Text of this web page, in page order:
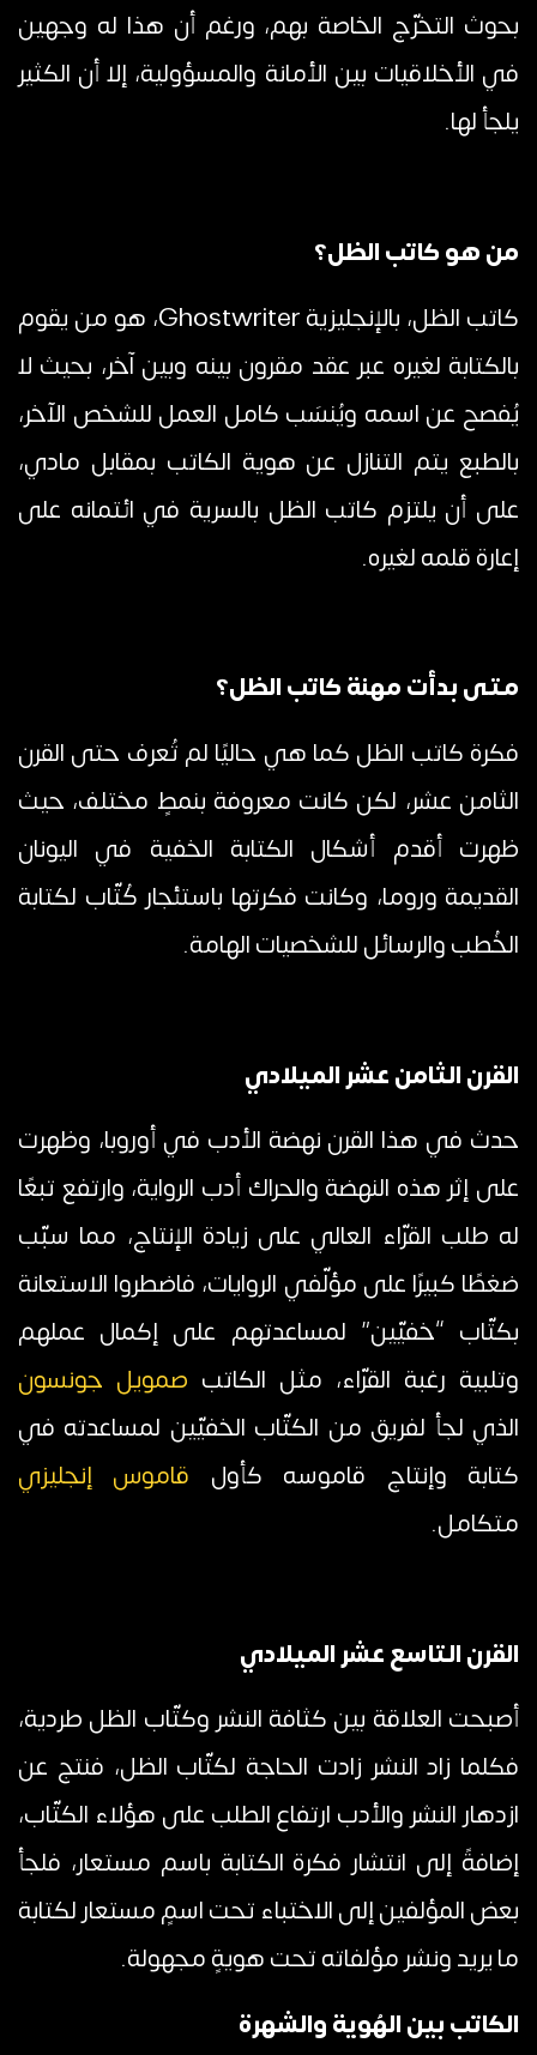
بحوث التخرّج الخاصة بهم، ورغم أن هذا له وجهين
في الأخلاقيات بين الأمانة والمسؤولية، إلا أن الكثير
يلجأ لها.
من هو كاتب الظل؟
كاتب الظل، بالإنجليزية Ghostwriter، هو من يقوم
بالكتابة لغيره عبر عقد مقرون بينه وبين آخر، بحيث لا
يُفصح عن اسمه ويُنسَب كامل العمل للشخص الآخر،
بالطبع يتم التنازل عن هوية الكاتب بمقابل مادي،
على أن يلتزم كاتب الظل بالسرية في ائتمانه على
إعارة قلمه لغيره.
متى بدأت مهنة كاتب الظل؟
فكرة كاتب الظل كما هي حاليًا لم تُعرف حتى القرن
الثامن عشر، لكن كانت معروفة بنمطٍ مختلف، حيث
ظهرت أقدم أشكال الكتابة الخفية في اليونان
القديمة وروما، وكانت فكرتها باستئجار كُتّاب لكتابة
الخُطب والرسائل للشخصيات الهامة.
القرن الثامن عشر الميلادي
حدث في هذا القرن نهضة الأدب في أوروبا، وظهرت
على إثر هذه النهضة والحراك أدب الرواية، وارتفع تبعًا
له طلب القرّاء العالي على زيادة الإنتاج، مما سبّب
ضغطًا كبيرًا على مؤلّفي الروايات، فاضطروا الاستعانة
بكتّاب “خفيّين” لمساعدتهم على إكمال عملهم
وتلبية رغبة القرّاء، مثل الكاتب صمويل جونسون
الذي لجأ لفريق من الكتّاب الخفيّين لمساعدته في
كتابة وإنتاج قاموسه كأول قاموس إنجليزي
متكامل.
القرن التاسع عشر الميلادي
أصبحت العلاقة بين كثافة النشر وكتّاب الظل طردية،
فكلما زاد النشر زادت الحاجة لكتّاب الظل، فنتج عن
ازدهار النشر والأدب ارتفاع الطلب على هؤلاء الكتّاب،
إضافةً إلى انتشار فكرة الكتابة باسم مستعار، فلجأ
بعض المؤلفين إلى الاختباء تحت اسمٍ مستعار لكتابة
ما يريد ونشر مؤلفاته تحت هويةٍ مجهولة.
الكاتب بين الهُوية والشهرة